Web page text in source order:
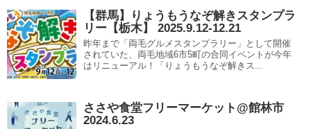
【群馬】りょうもうなぞ解きスタンプラ
リー【栃木】 2025.9.12-12.21
昨年まで「両毛グルメスタンプラリー」として開催
されていた、両毛地域6市5町の合同イベントが今年
はリニューアル！「りょうもうなぞ解きス...
ささや食堂フリーマーケット@館林市
2024.6.23